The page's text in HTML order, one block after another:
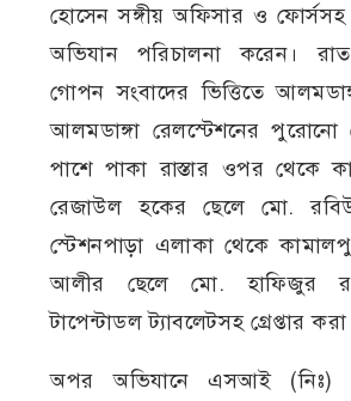
হোসেন সঙ্গীয় অফিসার ও ফোর্সসহ
অভিযান পরিচালনা করেন।
গোপন সংবাদের ভিত্তিতে
আলমডাঙ্গা রেলস্টেশনের পুরোনো
পাশে পাকা রাস্তার ওপর থেকে
রেজাউল হকের ছেলে মো.
স্টেশনপাড়া এলাকা থেকে
আলীর ছেলে মো. হাফিজুর
টাপেন্টাডল ট্যাবলেটসহ গ্রেপ্তার
অপর অভিযানে এসআই (নিঃ)